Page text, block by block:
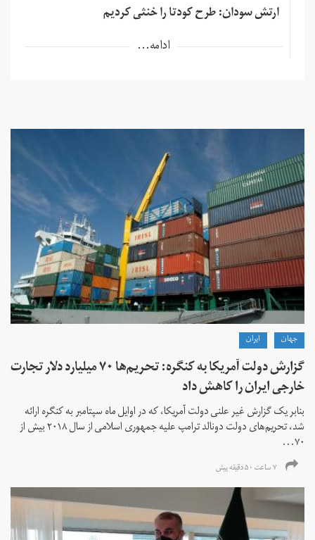
ارتش سودان: طرح کودتا را خنثی کردیم
ادامه...
جهان ايران
گزارش دولت آمریکا به کنگره: تحریم‌ها ۷۰ میلیارد دلار تجارت
خارجی ایران را کاهش داد
بنابر یک گزارش غیر علنی دولت آمریکا، که در اوایل ماه سپتامبر به کنگره ارائه
شد، تحریم‌های دولت دونالد ترامپ علیه جمهوری اسلامی از سال ۲۰۱۸ بیش از
۷۰...
۷ ساعت ۵۰ دقیقه پیش